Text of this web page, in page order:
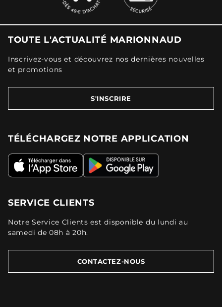
TOUTE L'ACTUALITÉ MARIONNAUD
Inscrivez-vous et découvrez nos dernières nouvelles
et promotions
S'INSCRIRE
TÉLÉCHARGEZ NOTRE APPLICATION
SERVICE CLIENTS
Notre Service Clients est disponible du lundi au
samedi de 08h à 20h.
CONTACTEZ-NOUS